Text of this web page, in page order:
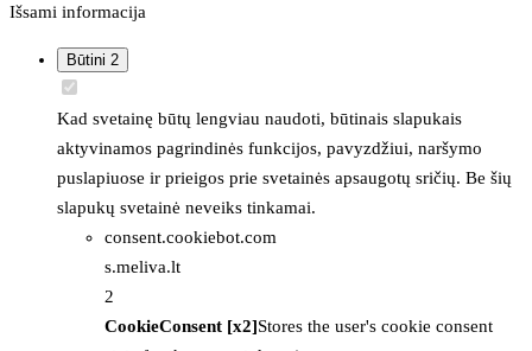
Išsami informacija
Būtini 2
Kad svetainę būtų lengviau naudoti, būtinais slapukais
aktyvinamos pagrindinės funkcijos, pavyzdžiui, naršymo
puslapiuose ir prieigos prie svetainės apsaugotų sričių. Be šių
slapukų svetainė neveiks tinkamai.
consent.cookiebot.com
s.meliva.lt
2
CookieConsent [x2]Stores the user's cookie consent